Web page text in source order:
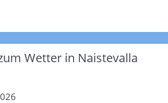
Wetter in Naistevalla